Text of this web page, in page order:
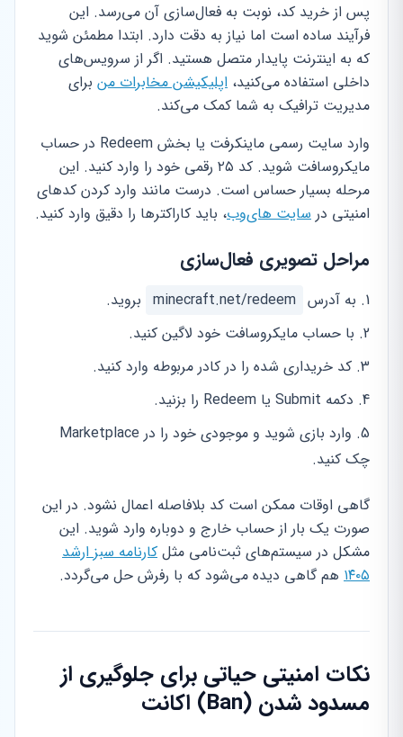
پس از خرید کد، نوبت به فعال‌سازی آن می‌رسد. این
فرآیند ساده است اما نیاز به دقت دارد. ابتدا مطمئن شوید
که به اینترنت پایدار متصل هستید. اگر از سرویس‌های
داخلی استفاده می‌کنید، اپلیکیشن مخابرات من برای
مدیریت ترافیک به شما کمک می‌کند.
وارد سایت رسمی ماینکرفت یا بخش Redeem در حساب
مایکروسافت شوید. کد ۲۵ رقمی خود را وارد کنید. این
مرحله بسیار حساس است. درست مانند وارد کردن کدهای
امنیتی در سایت های‌وب، باید کاراکترها را دقیق وارد کنید.
مراحل تصویری فعال‌سازی
به آدرس minecraft.net/redeem بروید.
با حساب مایکروسافت خود لاگین کنید.
کد خریداری شده را در کادر مربوطه وارد کنید.
دکمه Submit یا Redeem را بزنید.
وارد بازی شوید و موجودی خود را در Marketplace
چک کنید.
گاهی اوقات ممکن است کد بلافاصله اعمال نشود. در این
صورت یک بار از حساب خارج و دوباره وارد شوید. این
مشکل در سیستم‌های ثبت‌نامی مثل کارنامه سبز ارشد
۱۴۰۵ هم گاهی دیده می‌شود که با رفرش حل می‌گردد.
نکات امنیتی حیاتی برای جلوگیری از
مسدود شدن (Ban) اکانت